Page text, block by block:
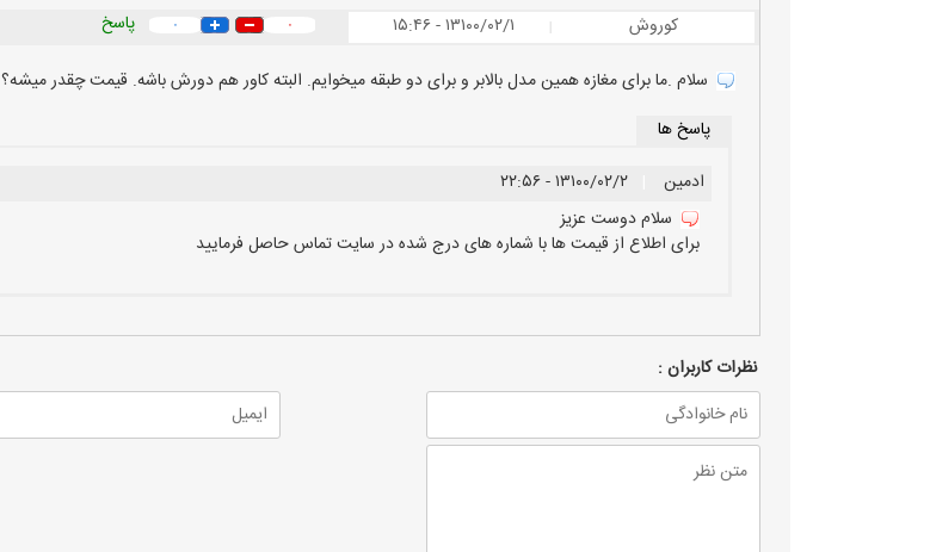
کوروش ۱۳۱۰۰/۰۲/۱ - ۱۵:۴۶ ۰ ۰
پاسخ
سلام .ما برای مغازه همین مدل بالابر و برای دو طبقه میخوایم. البته کاور هم دورش باشه. قیمت چقدر میشه؟
پاسخ ها
ادمین
۱۳۱۰۰/۰۲/۲ - ۲۲:۵۶
سلام دوست عزیز
برای اطلاع از قیمت ها با شماره های درج شده در سایت تماس حاصل فرمایید
نظرات كاربران :